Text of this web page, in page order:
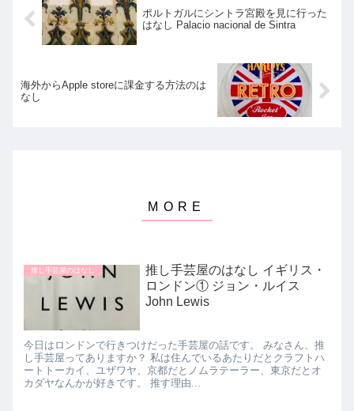
ポルトガルにシントラ宮殿を見に行った
はなし Palacio nacional de Sintra
海外からApple storeに課金する方法のは
なし
推し手芸屋のはなし
推し手芸屋のはなし イギリス・
ロンドン① ジョン・ルイス
John Lewis
今日はロンドンで行きつけだった手芸屋の話です。 みなさん、推
し手芸屋ってありますか？ 私は住んでいるあたりだとクラフトハ
ートトーカイ、ユザワヤ、京都だとノムラテーラー、東京だとオ
カダヤなんかが好きです。 推す理由...